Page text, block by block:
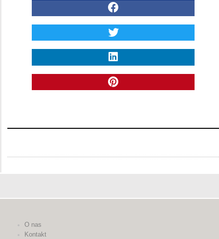
O nas
Kontakt